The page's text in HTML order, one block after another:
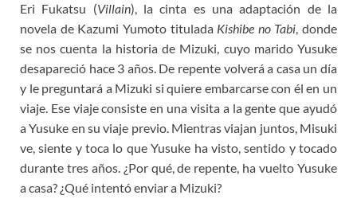
Eri Fukatsu (Villain), la cinta es una adaptación de la
novela de Kazumi Yumoto titulada Kishibe no Tabi, donde
se nos cuenta la historia de Mizuki, cuyo marido Yusuke
desapareció hace 3 años. De repente volverá a casa un día
y le preguntará a Mizuki si quiere embarcarse con él en un
viaje. Ese viaje consiste en una visita a la gente que ayudó
a Yusuke en su viaje previo. Mientras viajan juntos, Misuki
ve, siente y toca lo que Yusuke ha visto, sentido y tocado
durante tres años. ¿Por qué, de repente, ha vuelto Yusuke
a casa? ¿Qué intentó enviar a Mizuki?